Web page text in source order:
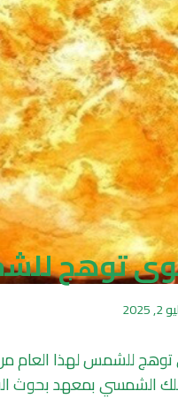
توهج
2025
للشمس لهذا العام
الشمسي بمعهد بحوث